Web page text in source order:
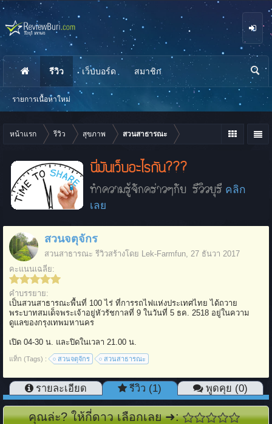
หน้าแรก รีวิว สุขภาพ สวนสาธารณะ
นี่มันเว็บอะไรกัน???
ทำความรู้จักคร่าวๆกับ รีวิวบุรี คลิก
เลย
สวนจตุจักร
สวนสาธารณะ รีวิวสร้างโดย Lek-Farmfun, 27 ธันวา 2017
คะแนนเฉลี่ย:
คำบรรยาย:
เป็นสวนสาธารณะพื้นที่ 100 ไร่ ที่การรถไฟแห่งประเทศไทย ได้ถวาย
พระบาทสมเด็จพระเจ้าอยู่หัวรัชกาลที่ 9 ในวันที่ 5 ธค. 2518 อยู่ในความ
ดูแลของกรุงเทพมหานคร
เปิด 04-30 น. และปิดในเวลา 21.00 น.
แท็ก (Tags) : สวนจตุจักร สวนสาธารณะ
รายละเอียด รีวิว (1) พูดคุย (0)
คุณล่ะ? ให้กี่ดาว เลือกเลย ➜:
รีวิว
รายการเนื้อหาใหม่
เว็บบอร์ด สมาชิก
นห
า